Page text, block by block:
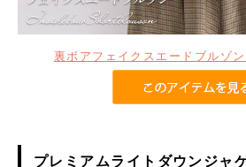
裏ボアフェイクスエードブル
プレミアムライトダウンジャ